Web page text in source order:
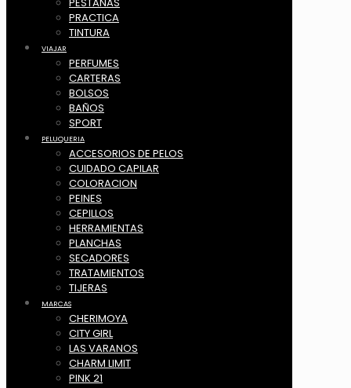
PRACTICA
TINTURA
VIAJAR
PERFUMES
CARTERAS
BOLSOS
BAÑOS
SPORT
PELUQUERIA
ACCESORIOS DE PELOS
CUIDADO CAPILAR
COLORACION
PEINES
CEPILLOS
HERRAMIENTAS
PLANCHAS
SECADORES
TRATAMIENTOS
TIJERAS
MARCAS
CHERIMOYA
CITY GIRL
LAS VARANOS
CHARM LIMIT
PINK 21